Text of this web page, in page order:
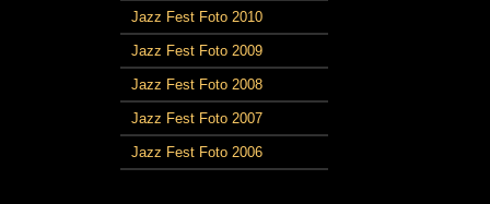
Jazz Fest Foto 2010
Jazz Fest Foto 2009
Jazz Fest Foto 2008
Jazz Fest Foto 2007
Jazz Fest Foto 2006